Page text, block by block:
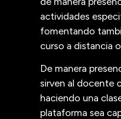
actividades
fomentando
curso a distancia
De manera
sirven al docente
haciendo una
plataforma sea